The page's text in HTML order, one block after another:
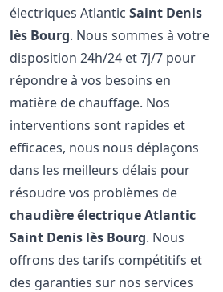
électriques AtlanticSaint Denis
lès Bourg. Nous sommes à votre
disposition 24h/24 et 7j/7 pour
répondre à vos besoins en
matière de chauffage. Nos
interventions sont rapides et
efficaces, nous nous déplaçons
dans les meilleurs délais pour
résoudre vos problèmes de
chaudière électrique Atlantic
Saint Denis lès Bourg. Nous
offrons des tarifs compétitifs et
des garanties sur nos services